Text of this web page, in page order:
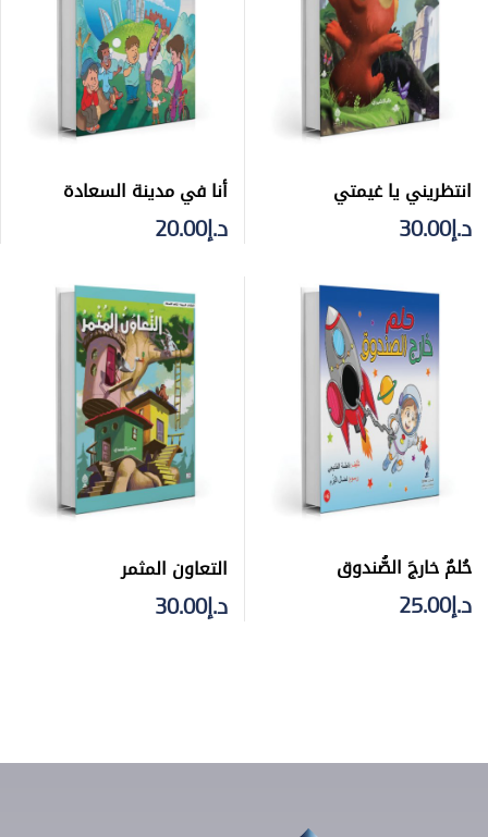
انتظريني يا غيمتي
د.إ30.00
أنا في مدينة السعادة
د.إ20.00
حُلمٌ خارجَ الصُّندوق
د.إ25.00
التعاون المثمر
د.إ30.00